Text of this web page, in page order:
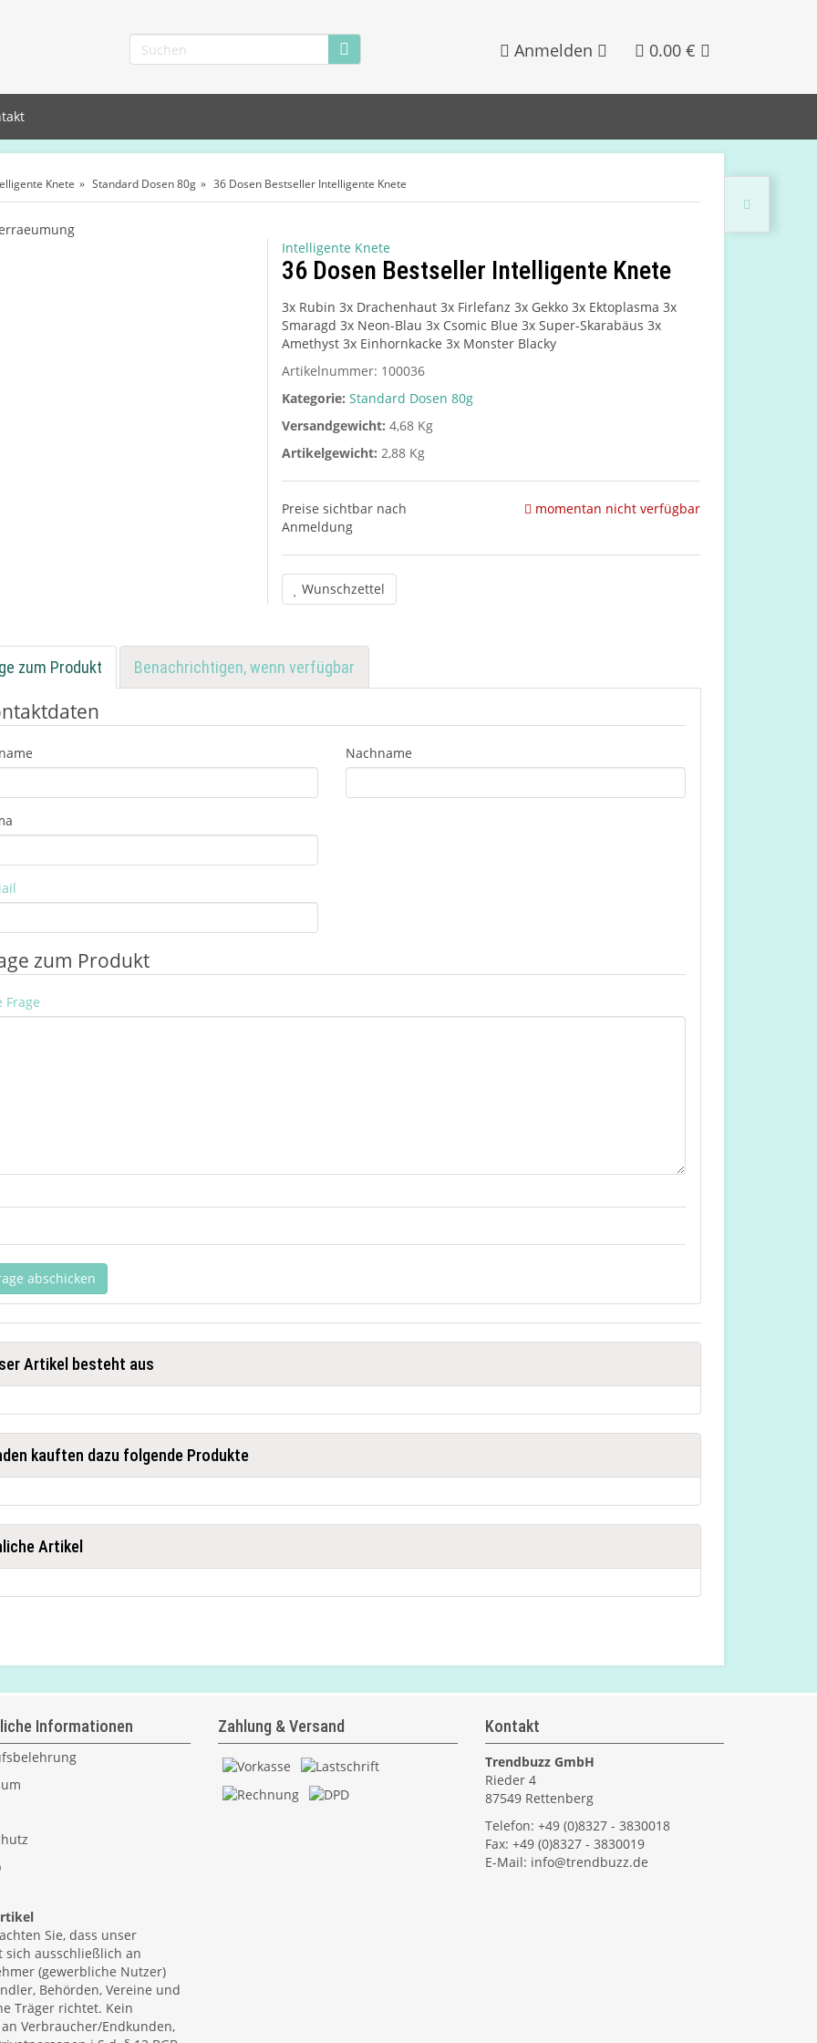
Anmelden 0.00 €
Knete Standard Dosen 80g 36 Dosen Bestseller Intelligente Knete
Intelligente Knete
36 Dosen Bestseller Intelligente Knete
3x Rubin 3x Drachenhaut 3x Firlefanz 3x Gekko 3x Ektoplasma 3x
Smaragd 3x Neon-Blau 3x Csomic Blue 3x Super-Skarabäus 3x
Amethyst 3x Einhornkacke 3x Monster Blacky
Artikelnummer: 100036
Kategorie: Standard Dosen 80g
Versandgewicht: 4,68 Kg
Artikelgewicht: 2,88 Kg
Preise sichtbar nach
Anmeldung
momentan nicht verfügbar
Wunschzettel
zum Produkt Benachrichtigen, wenn verfügbar
Nachname
zum Produkt
Frage
abschicken
Artikel besteht aus
kauften dazu folgende Produkte
Artikel
Informationen
Sie, dass unser
sich ausschließlich an
(gewerbliche Nutzer)
Behörden, Vereine und
Träger richtet. Kein
Verbraucher/Endkunden,
Zahlung & Versand Kontakt
Trendbuzz GmbH
Rieder 4
87549 Rettenberg
Telefon: +49 (0)8327 - 3830018
Fax: +49 (0)8327 - 3830019
E-Mail: info@trendbuzz.de